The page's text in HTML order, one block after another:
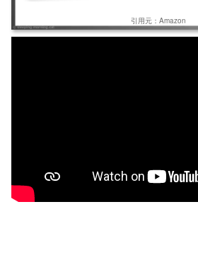
引用元：Amazon